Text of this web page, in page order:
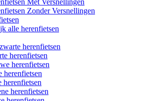
Met Versnellingen
Zonder Versnellingen
alle herenfietsen
herenfietsen
herenfietsen
herenfietsen
herenfietsen
herenfietsen
herenfietsen